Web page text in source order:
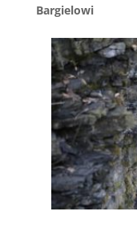
Bargielowi